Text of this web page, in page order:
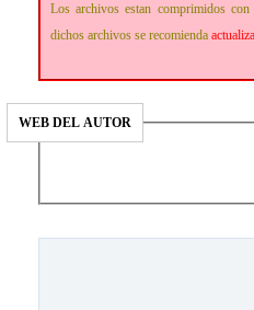
Los archivos estan comprimidos
dichos archivos se recomienda
WEB DEL AUTOR